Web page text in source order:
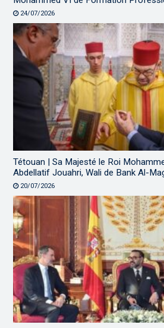
24/07/2026
Tétouan | Sa Majesté le Roi
Abdellatif Jouahri, Wali de Bank Al-
20/07/2026